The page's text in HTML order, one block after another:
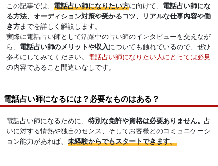
この記事では、電話占い師になりたい方に向けて、 電話占い師にな
る方法、オーディション対策や受かるコツ、リアルな仕事内容や働
き方までを詳しく解説します。
実際に電話占い師として活躍中の占い師のインタビューを交えなが
ら、 電話占い師のメリットや収入についても触れているので、ぜひ
参考にしてみてください。 電話占い師になりたい人にとっては必見
の内容であること間違いなしです。
電話占い師になるには？必要なものはある？
電話占い師になるために、特別な免許や資格は必要ありません。占
いに対する情熱や独自のセンス、そしてお客様とのコミュニケーシ
ョン能力があれば、未経験からでもスタートできます。